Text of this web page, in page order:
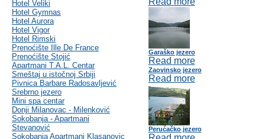
Hotel Veliki
Hotel Gymnas
Hotel Aurora
Hotel Vigor
Hotel Rimski
Prenoćište Ille De France
Prenoćište Stojić
Apartmani T.A.L. Centar
Smeštaj u istočnoj Srbiji
Pivnica Barbare Radosavljević
Srebrno jezero
Mini spa centar
Donji Milanovac - Milenković
Sokobanja - Apartmani
Stevanović
Sokobanja Apartmani Klasanovic
Garaško jezero
Read more
Zaovinsko jezero
Read more
Perućačko jezero